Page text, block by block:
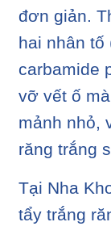
đơn giản.
hai nhân tố
carbamide
vỡ vết ố
mảnh nhỏ,
răng trắng
Tại Nha
tẩy trắng